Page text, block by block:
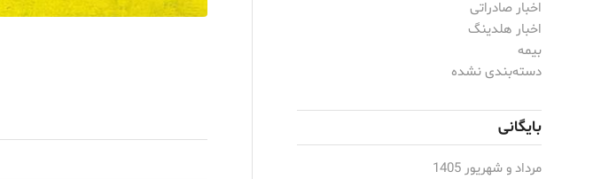
اخبار صادراتی
اخبار هلدینگ
بیمه
دسته‌بندی نشده
بایگانی
مرداد و شهریور 1405